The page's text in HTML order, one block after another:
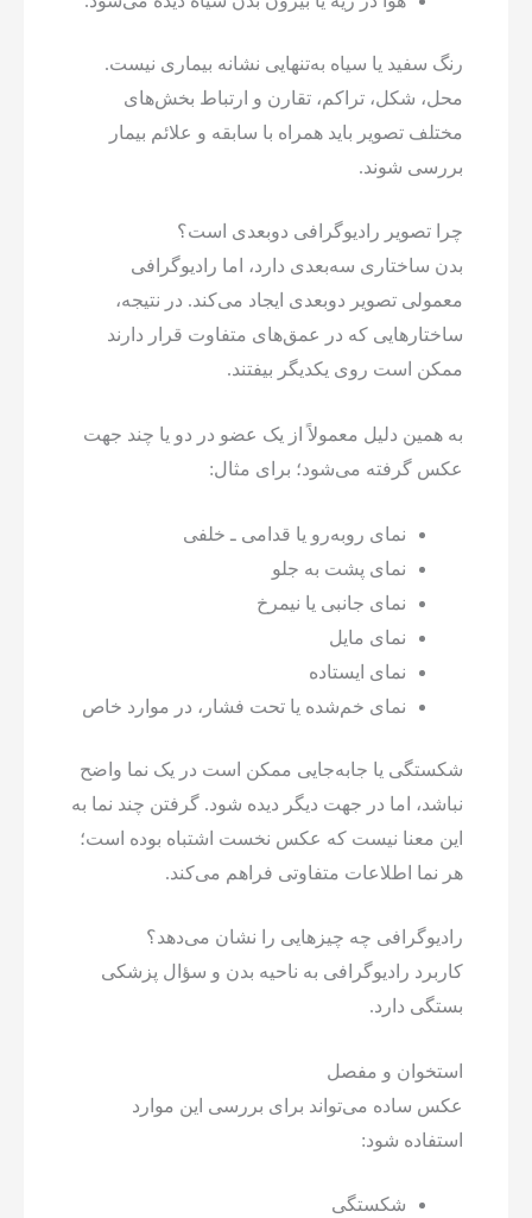
رنگ سفید یا سیاه به‌تنهایی نشانه بیماری نیست.
محل، شکل، تراکم، تقارن و ارتباط بخش‌های
مختلف تصویر باید همراه با سابقه و علائم بیمار
بررسی شوند.
چرا تصویر رادیوگرافی دوبعدی است؟
بدن ساختاری سه‌بعدی دارد، اما رادیوگرافی
معمولی تصویر دوبعدی ایجاد می‌کند. در نتیجه،
ساختارهایی که در عمق‌های متفاوت قرار دارند
ممکن است روی یکدیگر بیفتند.
به همین دلیل معمولاً از یک عضو در دو یا چند جهت
عکس گرفته می‌شود؛ برای مثال:
نمای روبه‌رو یا قدامی ـ خلفی
نمای پشت به جلو
نمای جانبی یا نیمرخ
نمای مایل
نمای ایستاده
نمای خم‌شده یا تحت فشار، در موارد خاص
شکستگی یا جابه‌جایی ممکن است در یک نما واضح
نباشد، اما در جهت دیگر دیده شود. گرفتن چند نما به
این معنا نیست که عکس نخست اشتباه بوده است؛
هر نما اطلاعات متفاوتی فراهم می‌کند.
رادیوگرافی چه چیزهایی را نشان می‌دهد؟
کاربرد رادیوگرافی به ناحیه بدن و سؤال پزشکی
بستگی دارد.
استخوان و مفصل
عکس ساده می‌تواند برای بررسی این موارد
استفاده شود:
شکستگی